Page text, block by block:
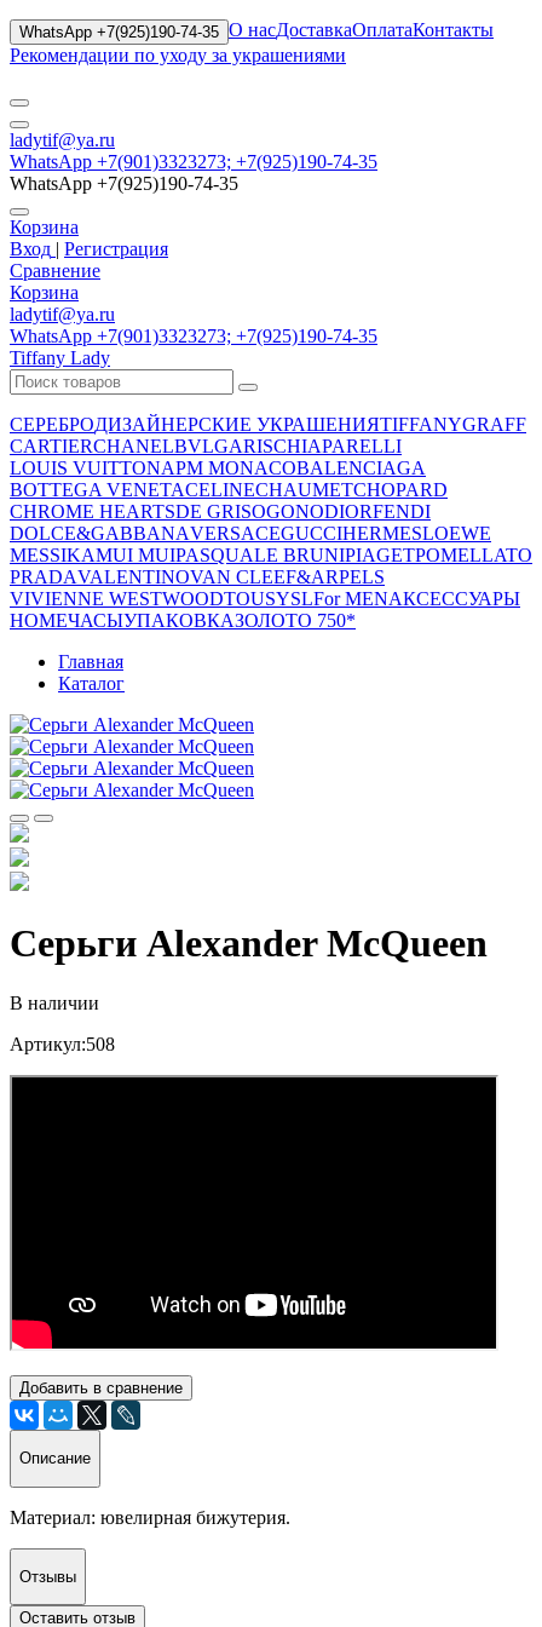
WhatsApp +7(925)190-74-35 О насДоставкаОплатаКонтакты
Рекомендации по уходу за украшениями
ladytif@ya.ru
WhatsApp +7(901)3323273; +7(925)190-74-35
WhatsApp +7(925)190-74-35
Корзина
Вход | Регистрация
Сравнение
Корзина
ladytif@ya.ru
WhatsApp +7(901)3323273; +7(925)190-74-35
Tiffany Lady
СЕРЕБРОДИЗАЙНЕРСКИЕ УКРАШЕНИЯTIFFANYGRAFF
CARTIERCHANELBVLGARISCHIAPARELLI
LOUIS VUITTONAPM MONACOBALENCIAGA
BOTTEGA VENETACELINECHAUMETCHOPARD
CHROME HEARTSDE GRISOGONODIORFENDI
DOLCE&GABBANAVERSACEGUCCIHERMESLOEWE
MESSIKAMUI MUIPASQUALE BRUNIPIAGETPOMELLATO
PRADAVALENTINOVAN CLEEF&ARPELS
VIVIENNE WESTWOODTOUSYSLFor MENАКСЕССУАРЫ
HOMEЧАСЫУПАКОВКАЗОЛОТО 750*
Главная
Каталог
Серьги Alexander McQueen
В наличии
Артикул:508
Добавить в сравнение
Описание
Материал: ювелирная бижутерия.
Отзывы
Оставить отзыв